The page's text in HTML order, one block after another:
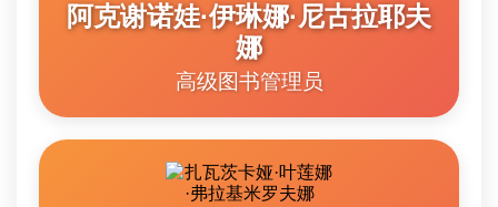
阿克谢诺娃·伊琳娜·尼古拉耶夫
娜
高级图书管理员